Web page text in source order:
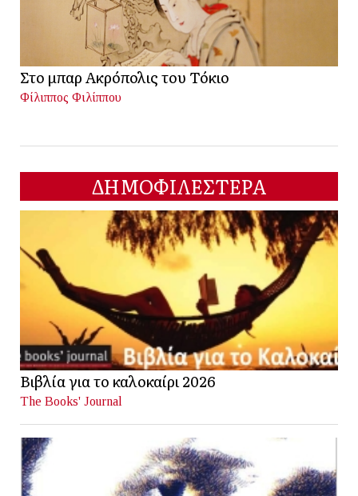
Στο μπαρ Ακρόπολις του Τόκιο
Φίλιππος Φιλίππου
ΔΗΜΟΦΙΛΕΣΤΕΡΑ
Βιβλία για το καλοκαίρι 2026
The Books' Journal